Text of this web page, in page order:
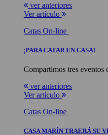
ver anteriores
Ver artículo
Catas On-line
¡PARA CATAR EN CASA!
Compartimos tres
ver anteriores
Ver artículo
Catas On-line
CASA MARÍN TRAERÁ SU